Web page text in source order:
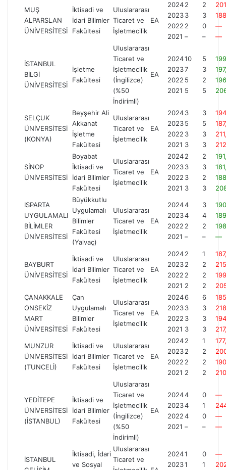
MUŞ
ALPARSLAN
ÜNİVERSİTESİ
İktisadi ve
İdari Bilimler
Fakültesi
Uluslararası
Ticaret ve
İşletmecilik
EA
2024
2023
2022
2021
2
3
2
–
2
3
0
–
—
—
İSTANBUL
BİLGİ
ÜNİVERSİTESİ
İşletme
Fakültesi
Uluslararası
Ticaret ve
İşletmecilik
(İngilizce)
(%50
İndirimli)
EA
2024
2023
2022
2021
10
7
5
5
5
3
2
5
SELÇUK
ÜNİVERSİTESİ
(KONYA)
Beyşehir Ali
Akkanat
İşletme
Fakültesi
Uluslararası
Ticaret ve
İşletmecilik
EA
2024
2023
2022
2021
3
5
3
3
3
5
3
3
SİNOP
ÜNİVERSİTESİ
Boyabat
İktisadi ve
İdari Bilimler
Fakültesi
Uluslararası
Ticaret ve
İşletmecilik
EA
2024
2023
2022
2021
2
3
3
3
2
3
2
3
ISPARTA
UYGULAMALI
BİLİMLER
ÜNİVERSİTESİ
Büyükkutlu
Uygulamalı
Bilimler
Fakültesi
(Yalvaç)
Uluslararası
Ticaret ve
İşletmecilik
EA
2024
2023
2022
2021
4
4
2
–
3
4
2
–
—
BAYBURT
ÜNİVERSİTESİ
İktisadi ve
İdari Bilimler
Fakültesi
Uluslararası
Ticaret ve
İşletmecilik
EA
2024
2023
2022
2021
2
2
2
2
1
2
2
2
ÇANAKKALE
ONSEKİZ
MART
ÜNİVERSİTESİ
Çan
Uygulamalı
Bilimler
Fakültesi
Uluslararası
Ticaret ve
İşletmecilik
EA
2024
2023
2022
2021
6
3
3
3
6
3
3
3
MUNZUR
ÜNİVERSİTESİ
(TUNCELİ)
İktisadi ve
İdari Bilimler
Fakültesi
Uluslararası
Ticaret ve
İşletmecilik
EA
2024
2023
2022
2021
2
2
2
2
1
2
2
2
YEDİTEPE
ÜNİVERSİTESİ
(İSTANBUL)
İktisadi ve
İdari Bilimler
Fakültesi
Uluslararası
Ticaret ve
İşletmecilik
(İngilizce)
(%50
İndirimli)
EA
2024
2023
2022
2021
4
4
4
–
0
1
0
–
—
—
—
İSTANBUL
İktisadi, İdari
ve Sosyal
Uluslararası
Ticaret ve
2024
2023
1
1
0
1
—